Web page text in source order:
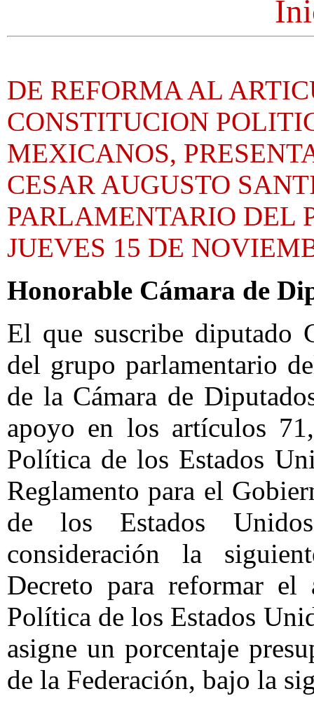
DE REFORMA AL
CONSTITUCION
MEXICANOS,
CESAR AUGUSTO
PARLAMENTARIO DEL
JUEVES 15 DE
Honorable Cámara de
El que suscribe diputado
del grupo parlamentario
de la Cámara de
apoyo en los artículos
Política de los Estados
Reglamento para el
de los Estados
consideración la
Decreto para reformar
Política de los Estados
asigne un porcentaje
de la Federación, bajo la